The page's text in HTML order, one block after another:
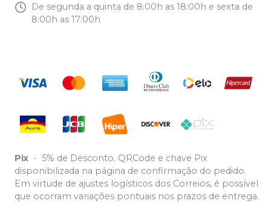
De segunda a quinta de 8:00h as 18:00h e sexta de
8:00h as 17:00h
Pix - 5% de Desconto. QRCode e chave Pix
disponibilizada na página de confirmação do pedido.
Em virtude de ajustes logísticos dos Correios, é possível
que ocorram variações pontuais nos prazos de entrega.